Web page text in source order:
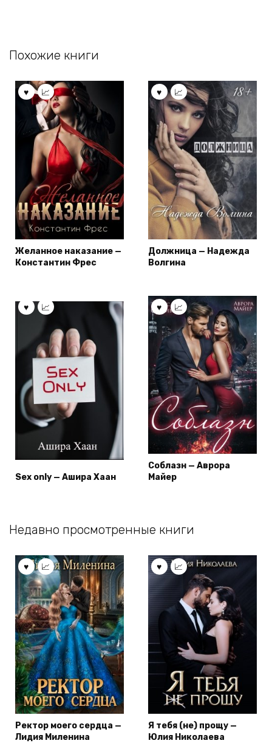
Похожие книги
Желанное наказание —
Константин Фрес
Должница — Надежда
Волгина
Sex only — Ашира Хаан
Соблазн — Аврора
Майер
Недавно просмотренные книги
Ректор моего сердца —
Лидия Миленина
Я тебя (не) прощу —
Юлия Николаева